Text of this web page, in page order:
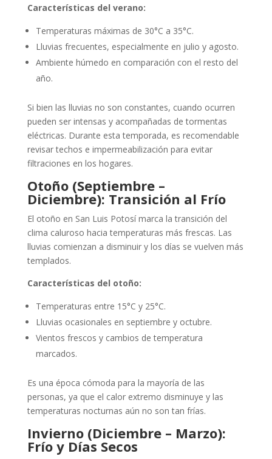
Características del verano:
Temperaturas máximas de 30°C a 35°C.
Lluvias frecuentes, especialmente en julio y agosto.
Ambiente húmedo en comparación con el resto del
año.
Si bien las lluvias no son constantes, cuando ocurren
pueden ser intensas y acompañadas de tormentas
eléctricas. Durante esta temporada, es recomendable
revisar techos e impermeabilización para evitar
filtraciones en los hogares.
Otoño (Septiembre –
Diciembre): Transición al Frío
El otoño en San Luis Potosí marca la transición del
clima caluroso hacia temperaturas más frescas. Las
lluvias comienzan a disminuir y los días se vuelven más
templados.
Características del otoño:
Temperaturas entre 15°C y 25°C.
Lluvias ocasionales en septiembre y octubre.
Vientos frescos y cambios de temperatura
marcados.
Es una época cómoda para la mayoría de las
personas, ya que el calor extremo disminuye y las
temperaturas nocturnas aún no son tan frías.
Invierno (Diciembre – Marzo):
Frío y Días Secos